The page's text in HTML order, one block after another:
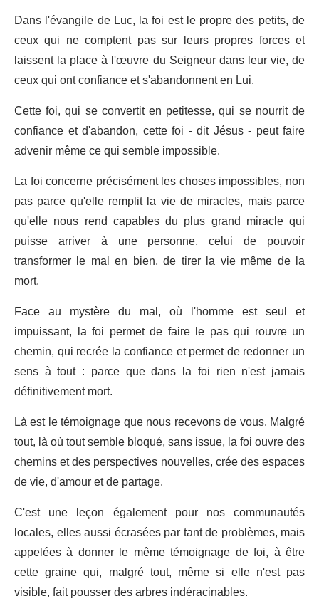
Dans l'évangile de Luc, la foi est le propre des petits, de
ceux qui ne comptent pas sur leurs propres forces et
laissent la place à l'œuvre du Seigneur dans leur vie, de
ceux qui ont confiance et s'abandonnent en Lui.
Cette foi, qui se convertit en petitesse, qui se nourrit de
confiance et d'abandon, cette foi - dit Jésus - peut faire
advenir même ce qui semble impossible.
La foi concerne précisément les choses impossibles, non
pas parce qu'elle remplit la vie de miracles, mais parce
qu'elle nous rend capables du plus grand miracle qui
puisse arriver à une personne, celui de pouvoir
transformer le mal en bien, de tirer la vie même de la
mort.
Face au mystère du mal, où l'homme est seul et
impuissant, la foi permet de faire le pas qui rouvre un
chemin, qui recrée la confiance et permet de redonner un
sens à tout : parce que dans la foi rien n'est jamais
définitivement mort.
Là est le témoignage que nous recevons de vous. Malgré
tout, là où tout semble bloqué, sans issue, la foi ouvre des
chemins et des perspectives nouvelles, crée des espaces
de vie, d'amour et de partage.
C'est une leçon également pour nos communautés
locales, elles aussi écrasées par tant de problèmes, mais
appelées à donner le même témoignage de foi, à être
cette graine qui, malgré tout, même si elle n'est pas
visible, fait pousser des arbres indéracinables.